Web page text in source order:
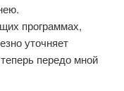
программах,
уточняет
передо мной